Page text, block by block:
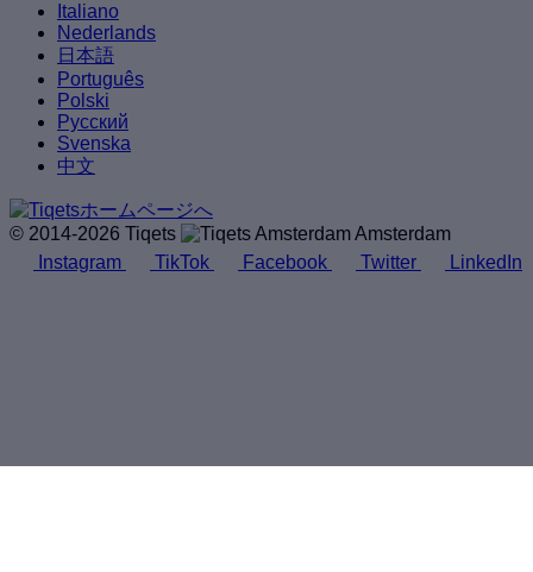
Italiano
Nederlands
日本語
Português
Polski
Русский
Svenska
中文
© 2014-2026 Tiqets
Amsterdam
Instagram
TikTok Facebook Twitter LinkedIn